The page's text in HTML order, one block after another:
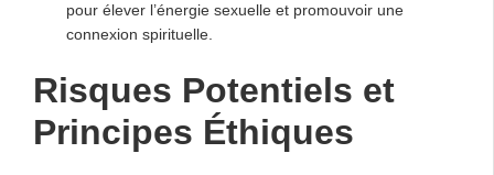
pour élever l’énergie sexuelle et promouvoir une
connexion spirituelle.
Risques Potentiels et
Principes Éthiques